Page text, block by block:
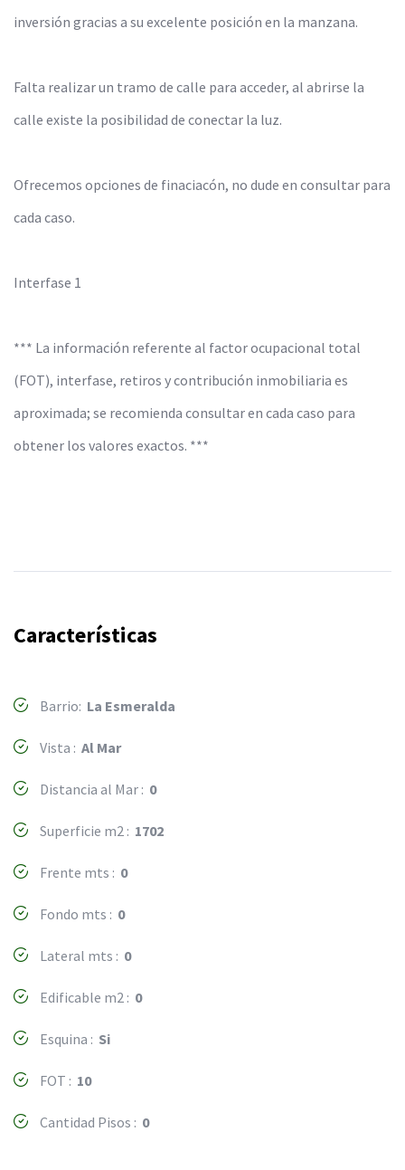
inversión gracias a su excelente posición en la manzana.
Falta realizar un tramo de calle para acceder, al abrirse la
calle existe la posibilidad de conectar la luz.
Ofrecemos opciones de finaciacón, no dude en consultar para
cada caso.
Interfase 1
*** La información referente al factor ocupacional total
(FOT), interfase, retiros y contribución inmobiliaria es
aproximada; se recomienda consultar en cada caso para
obtener los valores exactos. ***
Características
Barrio: La Esmeralda
Vista : Al Mar
Distancia al Mar : 0
Superficie m2 : 1702
Frente mts : 0
Fondo mts : 0
Lateral mts : 0
Edificable m2 : 0
Esquina : Si
FOT : 10
Cantidad Pisos : 0